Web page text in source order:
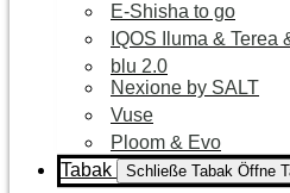
E-Shisha to go
IQOS Iluma & Terea
blu 2.0
Nexione by SALT
Vuse
Ploom & Evo
Tabak
Schließe Tabak Öffne